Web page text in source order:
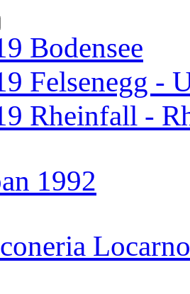
Bodensee
Felsenegg -
Rheinfall -
1992
Locarno